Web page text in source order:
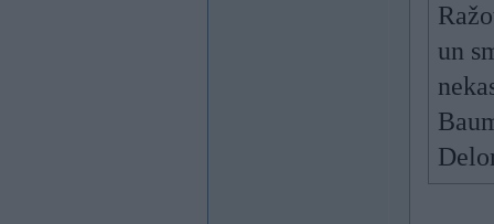
un